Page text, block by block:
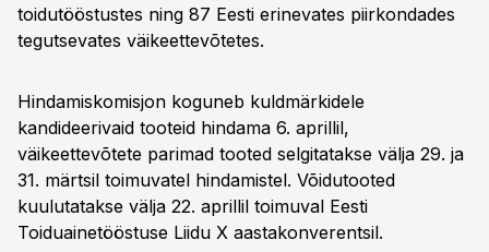
toidutööstustes ning 87 Eesti erinevates piirkondades
tegutsevates väikeettevõtetes.
Hindamiskomisjon koguneb kuldmärkidele
kandideerivaid tooteid hindama 6. aprillil,
väikeettevõtete parimad tooted selgitatakse välja 29. ja
31. märtsil toimuvatel hindamistel. Võidutooted
kuulutatakse välja 22. aprillil toimuval Eesti
Toiduainetööstuse Liidu X aastakonverentsil.